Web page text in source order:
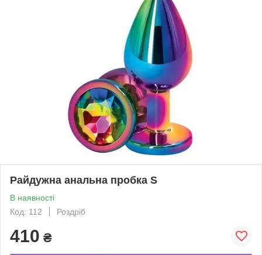
Райдужна анальна пробка S
В наявності
Код: 112
Роздріб
410 ₴